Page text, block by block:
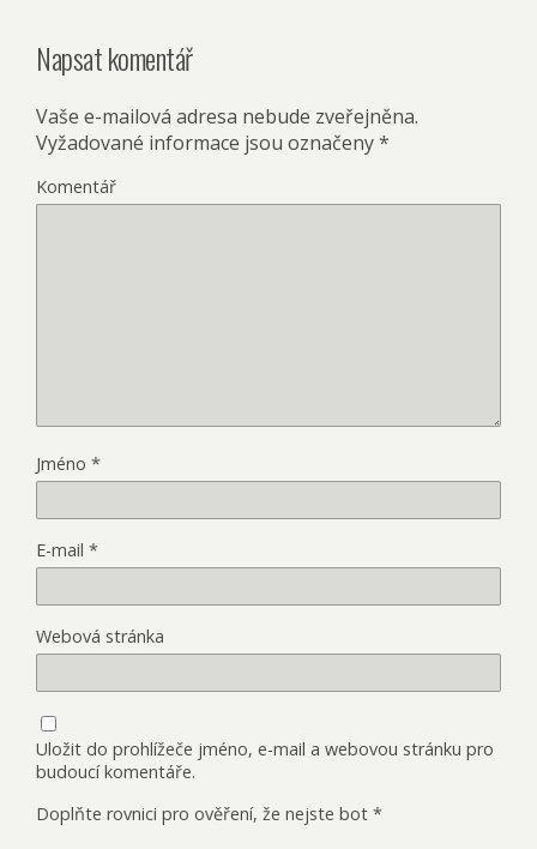
Napsat komentář
Vaše e-mailová adresa nebude zveřejněna.
Vyžadované informace jsou označeny*
Komentář
Jméno *
E-mail *
Webová stránka
Uložit do prohlížeče jméno, e-mail a webovou stránku pro
budoucí komentáře.
Doplňte rovnici pro ověření, že nejste bot *